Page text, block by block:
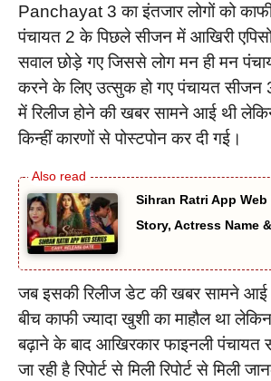
Panchayat 3 का इंतजार लोगों को
पंचायत 2 के पिछले सीजन में आखिरी
सवाल छोड़े गए जिससे लोग मन ही मन
करने के लिए उत्सुक हो गए पंचायत सीजन
में रिलीज होने की खबर सामने आई थी
किन्हीं कारणों से पोस्टपोन कर दी गई।
Sihran Ratri App Web
Story, Actress Name
जब इसकी रिलीज डेट की खबर सामने आई
बीच काफी ज्यादा खुशी का माहौल था
बढ़ाने के बाद आखिरकार फाइनली पंचायत
जा रही है रिपोर्ट से मिली रिपोर्ट से मिली